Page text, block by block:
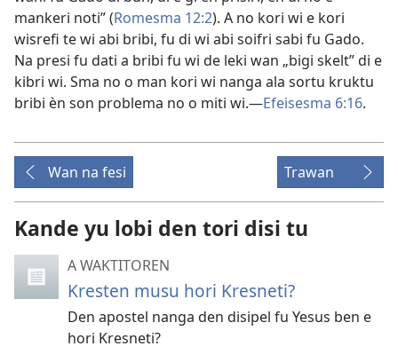
mankeri noti” (Romesma 12:2). A no kori wi e kori
wisrefi te wi abi bribi, fu di wi abi soifri sabi fu Gado.
Na presi fu dati a bribi fu wi de leki wan „bigi skelt” di e
kibri wi. Sma no o man kori wi nanga ala sortu kruktu
bribi èn son problema no o miti wi.​—Efeisesma 6:16.
Wan na fesi Trawan
Kande yu lobi den tori disi tu
A WAKTITOREN
Kresten musu hori Kresneti?
Den apostel nanga den disipel fu Yesus ben e
hori Kresneti?